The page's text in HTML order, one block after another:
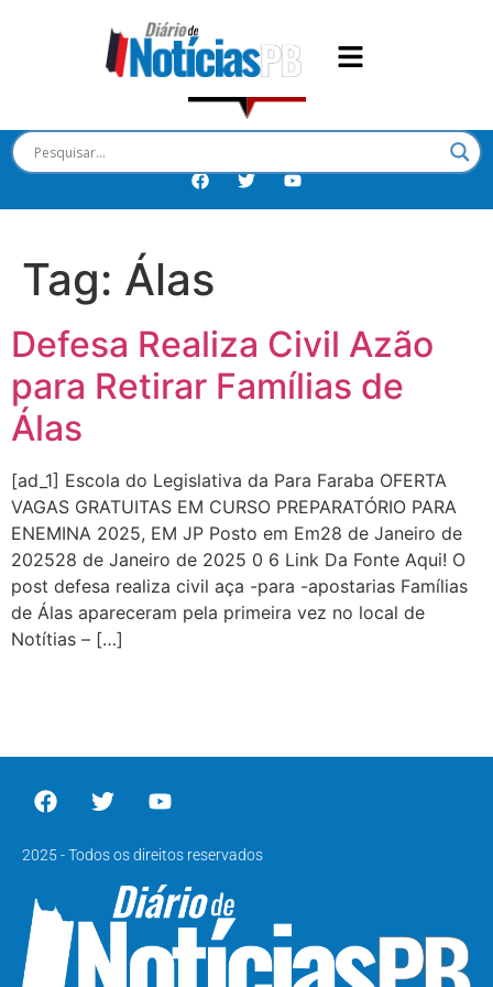
Tag: Álas
Defesa Realiza Civil Azão
para Retirar Famílias de
Álas
[ad_1] Escola do Legislativa da Para Faraba OFERTA
VAGAS GRATUITAS EM CURSO PREPARATÓRIO PARA
ENEMINA 2025, EM JP Posto em Em28 de Janeiro de
202528 de Janeiro de 2025 0 6 Link Da Fonte Aqui! O
post defesa realiza civil aça -para -apostarias Famílias
de Álas apareceram pela primeira vez no local de
Notítias – […]
2025 - Todos os direitos reservados